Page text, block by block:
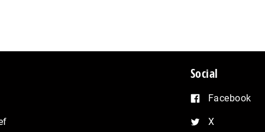
Social
Facebook
X